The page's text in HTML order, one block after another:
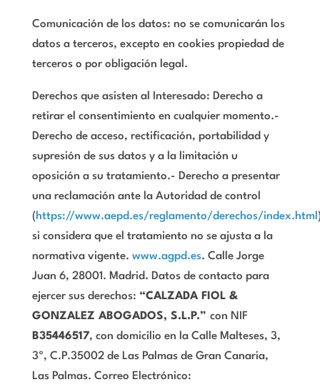
Comunicación de los datos: no se comunicarán los
datos a terceros, excepto en cookies propiedad de
terceros o por obligación legal.
Derechos que asisten al Interesado: Derecho a
retirar el consentimiento en cualquier momento.-
Derecho de acceso, rectificación, portabilidad y
supresión de sus datos y a la limitación u
oposición a su tratamiento.- Derecho a presentar
una reclamación ante la Autoridad de control
(https://www.aepd.es/reglamento/derechos/index.html
si considera que el tratamiento no se ajusta a la
normativa vigente. www.agpd.es. Calle Jorge
Juan 6, 28001. Madrid. Datos de contacto para
ejercer sus derechos: “CALZADA FIOL &
GONZALEZ ABOGADOS, S.L.P.” con NIF
B35446517, con domicilio en la Calle Malteses, 3,
3º, C.P.35002 de Las Palmas de Gran Canaria,
Las Palmas. Correo Electrónico: